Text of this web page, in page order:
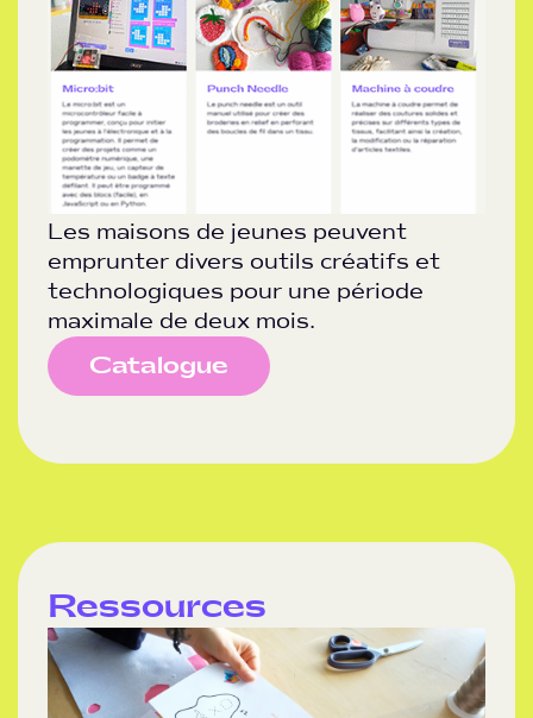
Les maisons de jeunes peuvent
emprunter divers outils créatifs et
technologiques pour une période
maximale de deux mois.
Catalogue
Ressources